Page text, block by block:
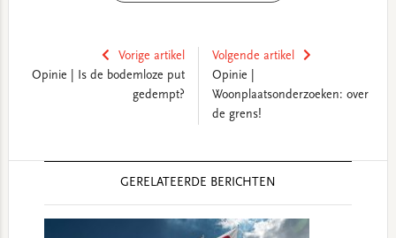
Vorige artikel
Opinie | Is de bodemloze put
gedempt?
Volgende artikel
Opinie |
Woonplaatsonderzoeken: over
de grens!
GERELATEERDE BERICHTEN